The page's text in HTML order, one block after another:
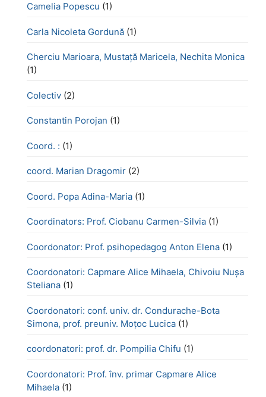
Camelia Popescu (1)
Carla Nicoleta Gordună (1)
Cherciu Marioara, Mustață Maricela, Nechita Monica
(1)
Colectiv (2)
Constantin Porojan (1)
Coord. : (1)
coord. Marian Dragomir (2)
Coord. Popa Adina-Maria (1)
Coordinators: Prof. Ciobanu Carmen-Silvia (1)
Coordonator: Prof. psihopedagog Anton Elena (1)
Coordonatori: Capmare Alice Mihaela, Chivoiu Nușa
Steliana (1)
Coordonatori: conf. univ. dr. Condurache-Bota
Simona, prof. preuniv. Moțoc Lucica (1)
coordonatori: prof. dr. Pompilia Chifu (1)
Coordonatori: Prof. înv. primar Capmare Alice
Mihaela (1)